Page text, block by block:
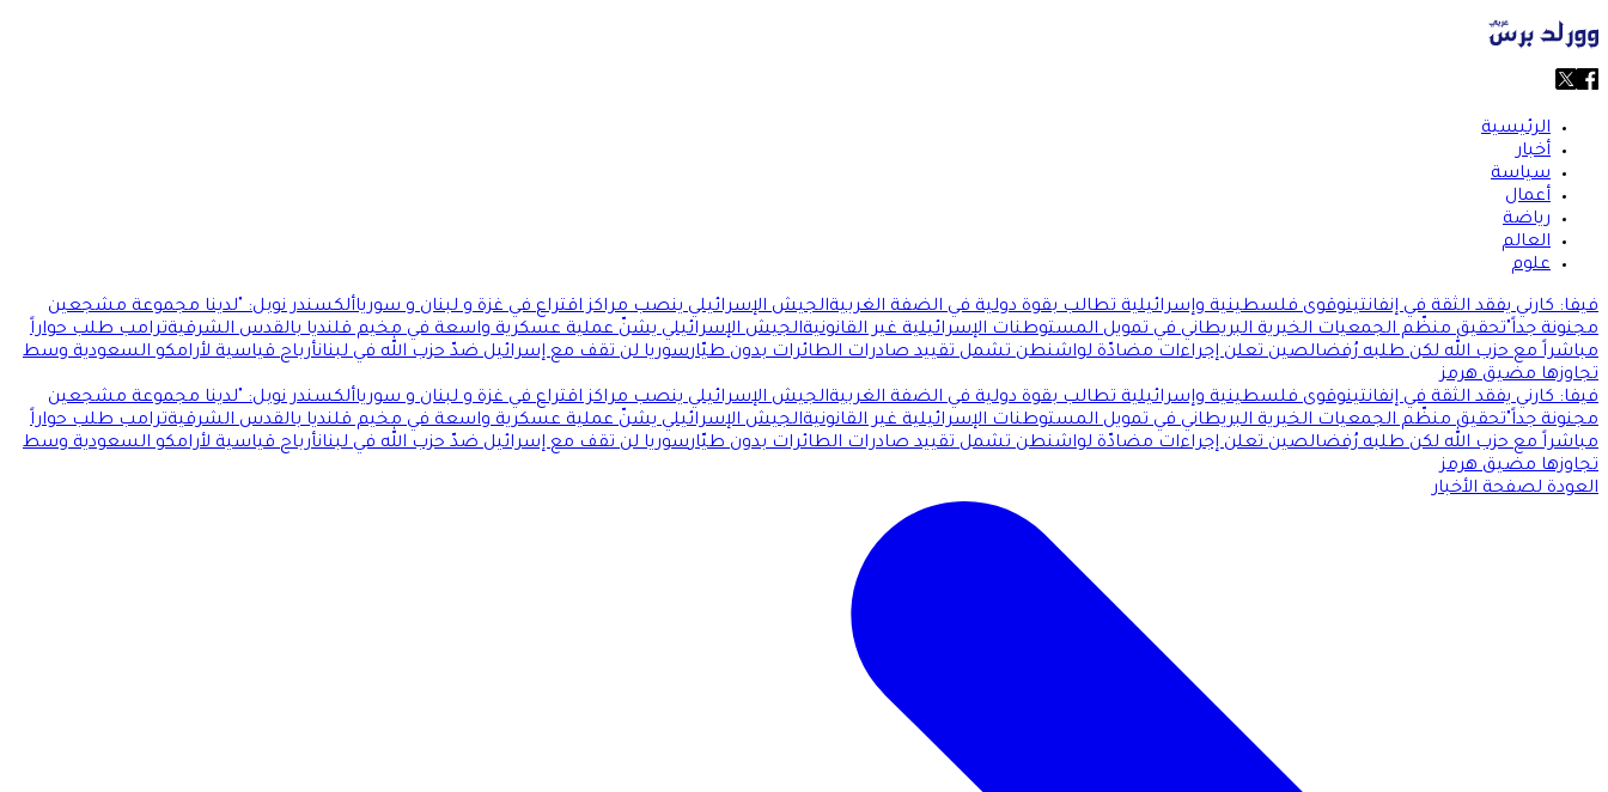
الرئيسية
أخبار
سياسة
أعمال
رياضة
العالم
علوم
فيفا: كارني يفقد الثقة في إنفانتينوقوى فلسطينية وإسرائيلية تطالب بقوة دولية في الضفة الغربيةالجيش الإسرائيلي ينصب مراكز اقتراع في غزة و لبنان و سورياألكسندر نوبل: "لدينا مجموعة مشجعين
مجنونة جداً"تحقيق منظّم الجمعيات الخيرية البريطاني في تمويل المستوطنات الإسرائيلية غير القانونيةالجيش الإسرائيلي يشنّ عملية عسكرية واسعة في مخيم قلنديا بالقدس الشرقيةترامب طلب حواراً
مباشراً مع حزب الله لكن طلبه رُفضالصين تعلن إجراءات مضادّة لواشنطن تشمل تقييد صادرات الطائرات بدون طيّارسوريا لن تقف مع إسرائيل ضدّ حزب الله في لبنانأرباح قياسية لأرامكو السعودية وسط
تجاوزها مضيق هرمز
فيفا: كارني يفقد الثقة في إنفانتينوقوى فلسطينية وإسرائيلية تطالب بقوة دولية في الضفة الغربيةالجيش الإسرائيلي ينصب مراكز اقتراع في غزة و لبنان و سورياألكسندر نوبل: "لدينا مجموعة مشجعين
مجنونة جداً"تحقيق منظّم الجمعيات الخيرية البريطاني في تمويل المستوطنات الإسرائيلية غير القانونيةالجيش الإسرائيلي يشنّ عملية عسكرية واسعة في مخيم قلنديا بالقدس الشرقيةترامب طلب حواراً
مباشراً مع حزب الله لكن طلبه رُفضالصين تعلن إجراءات مضادّة لواشنطن تشمل تقييد صادرات الطائرات بدون طيّارسوريا لن تقف مع إسرائيل ضدّ حزب الله في لبنانأرباح قياسية لأرامكو السعودية وسط
تجاوزها مضيق هرمز
العودة لصفحة الأخبار